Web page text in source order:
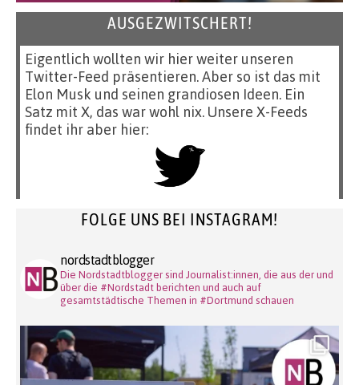
AUSGEZWITSCHERT!
Eigentlich wollten wir hier weiter unseren
Twitter-Feed präsentieren. Aber so ist das mit
Elon Musk und seinen grandiosen Ideen. Ein
Satz mit X, das war wohl nix. Unsere X-Feeds
findet ihr aber hier:
FOLGE UNS BEI INSTAGRAM!
nordstadtblogger
Die Nordstadtblogger sind Journalist:innen, die aus der und
über die #Nordstadt berichten und auch auf
gesamtstädtische Themen in #Dortmund schauen